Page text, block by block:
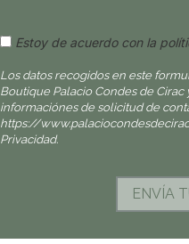
Estoy de acuerdo con la
Los datos recogidos en este
Boutique Palacio Condes de
informaciónes de solicitud de
https://
Privacidad.